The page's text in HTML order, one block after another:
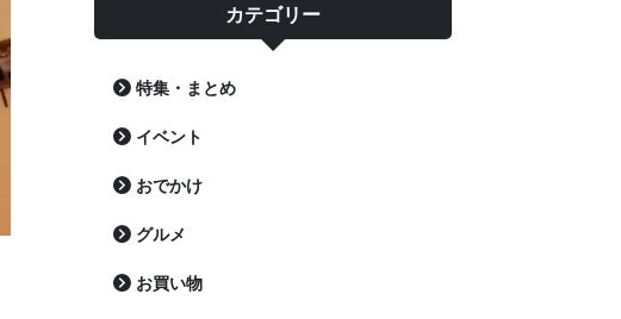
カテゴリー
特集・まとめ
イベント
おでかけ
グルメ
お買い物